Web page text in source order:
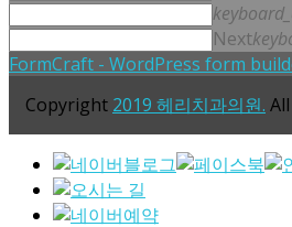
Next
FormCraft - WordPress form
Copyright 2019 헤리치과의원.